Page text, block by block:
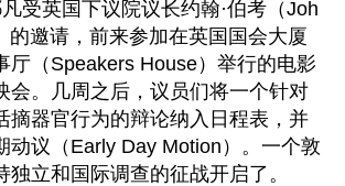
受英国下议院议长约翰·伯考（Joh
的邀请，前来参加在英国国会大厦
厅（Speakers House）举行的电影
会。几周之后，议员们将一个针对
摘器官行为的辩论纳入日程表，并
动议（Early Day Motion）。一个敦
独立和国际调查的征战开启了。